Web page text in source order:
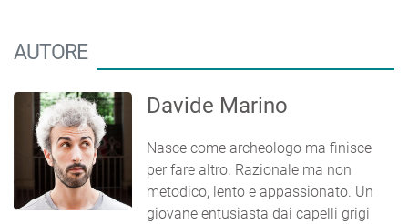
AUTORE
Davide Marino
Nasce come archeologo ma finisce
per fare altro. Razionale ma non
metodico, lento e appassionato. Un
giovane entusiasta dai capelli grigi